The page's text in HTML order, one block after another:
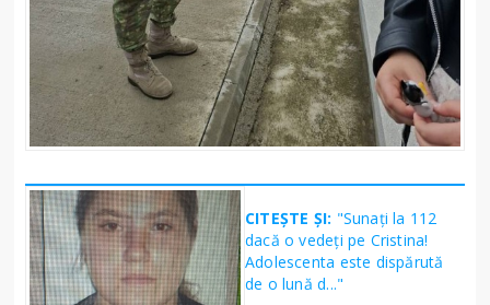
CITEȘTE ȘI: "Sunați la 112
dacă o vedeți pe Cristina!
Adolescenta este dispărută
de o lună d..."